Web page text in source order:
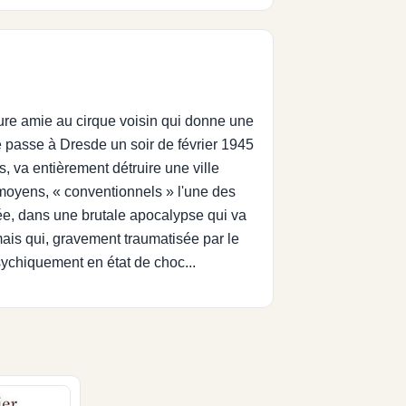
amie au cirque voisin qui donne une
à Dresde un soir de février 1945
va entièrement détruire une ville
« conventionnels » l'une des
dans une brutale apocalypse qui va
qui, gravement traumatisée par le
en état de choc...